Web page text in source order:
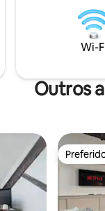
inclui
de
de jantar. Cozinha, internet de fibra
Wi-
Outros